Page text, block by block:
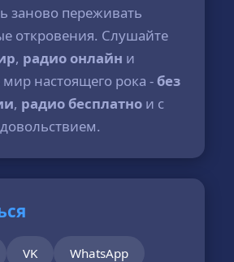
заново переживать
откровения. Слушайте
, радио онлайн и
мир настоящего рока -без
, радио бесплатно и с
VK WhatsApp